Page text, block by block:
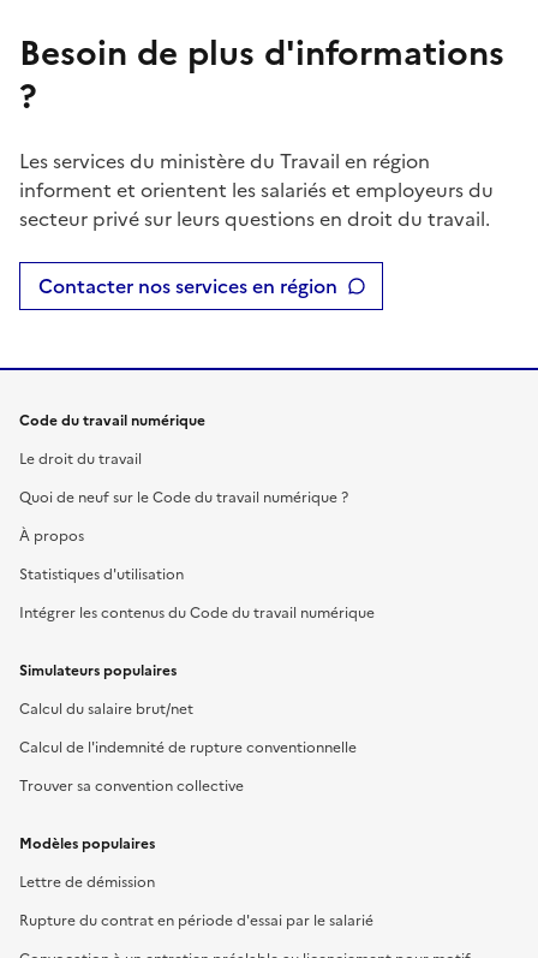
Besoin de plus d'informations
?
Les services du ministère du Travail en région
informent et orientent les salariés et employeurs du
secteur privé sur leurs questions en droit du travail.
Contacter nos services en région
Code du travail numérique
Le droit du travail
Quoi de neuf sur le Code du travail numérique ?
À propos
Statistiques d'utilisation
Intégrer les contenus du Code du travail numérique
Simulateurs populaires
Calcul du salaire brut/net
Calcul de l'indemnité de rupture conventionnelle
Trouver sa convention collective
Modèles populaires
Lettre de démission
Rupture du contrat en période d'essai par le salarié